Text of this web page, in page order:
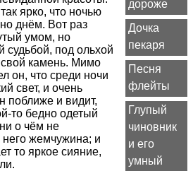
дороже
Дочка
пекаря
Песня
флейты
Глупый
чиновник
и его
умный
ярко, что ночью
днём. Вот раз
умом, но
судьбой, под ольхой
камень. Мимо
он, что среди ночи
свет, и очень
поближе и видит,
то бедно одетый
о чём не
него жемчужина; и
то яркое сияние,